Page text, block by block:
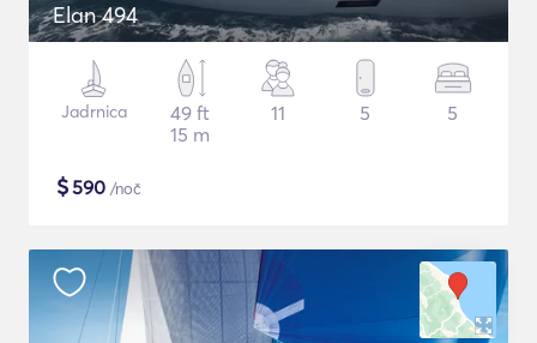
Elan 494
Jadrnica
49 ft
15 m
11 5 5
$590 /noč